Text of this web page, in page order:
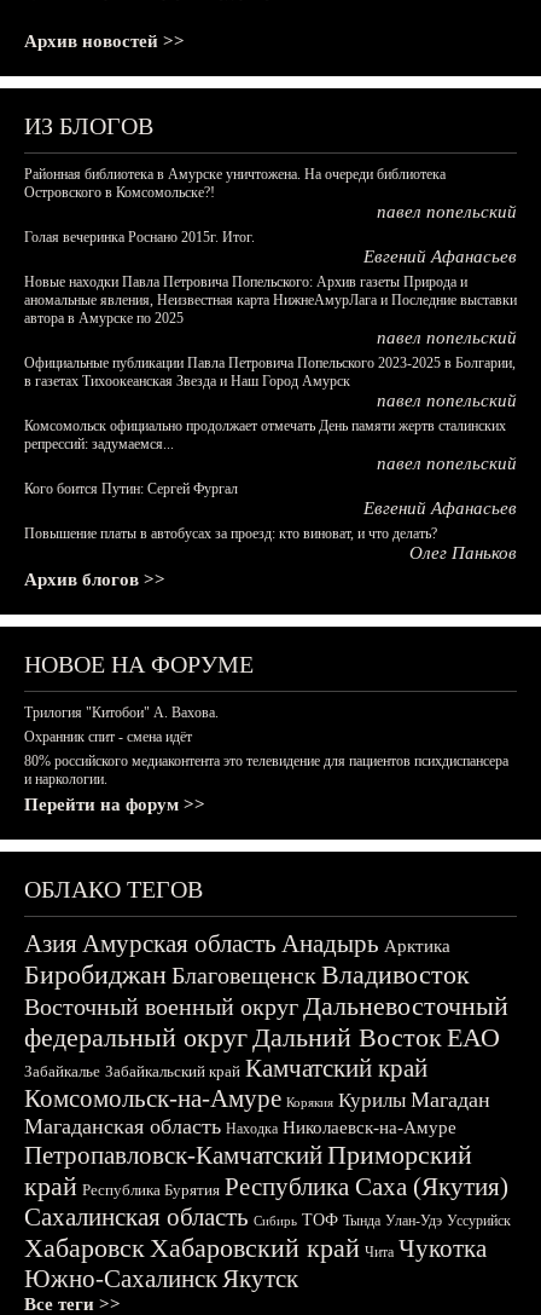
Архив новостей >>
ИЗ БЛОГОВ
Районная библиотека в Амурске уничтожена. На очереди библиотека
Островского в Комсомольске?!
павел попельский
Голая вечеринка Роснано 2015г. Итог.
Евгений Афанасьев
Новые находки Павла Петровича Попельского: Архив газеты Природа и
аномальные явления, Неизвестная карта НижнеАмурЛага и Последние выставки
автора в Амурске по 2025
павел попельский
Официальные публикации Павла Петровича Попельского 2023-2025 в Болгарии,
в газетах Тихоокеанская Звезда и Наш Город Амурск
павел попельский
Комсомольск официально продолжает отмечать День памяти жертв сталинских
репрессий: задумаемся...
павел попельский
Кого боится Путин: Сергей Фургал
Евгений Афанасьев
Повышение платы в автобусах за проезд: кто виноват, и что делать?
Олег Паньков
Архив блогов >>
НОВОЕ НА ФОРУМЕ
Трилогия "Китобои" А. Вахова.
Охранник спит - смена идёт
80% российского медиаконтента это телевидение для пациентов психдиспансера
и наркологии.
Перейти на форум >>
ОБЛАКО ТЕГОВ
АзияАмурская область Анадырь Арктика
БиробиджанБлаговещенскВладивосток
Восточный военный округДальневосточный
федеральный округДальний ВостокЕАО
Забайкалье Забайкальский край Камчатский край
Комсомольск-на-Амуре Корякия Курилы Магадан
Магаданская область Находка Николаевск-на-Амуре
Петропавловск-КамчатскийПриморский
край Республика Бурятия Республика Саха (Якутия)
Сахалинская область Сибирь ТОФ Тында Улан-Удэ Уссурийск
ХабаровскХабаровский край Чита Чукотка
Южно-СахалинскЯкутск
Все теги >>